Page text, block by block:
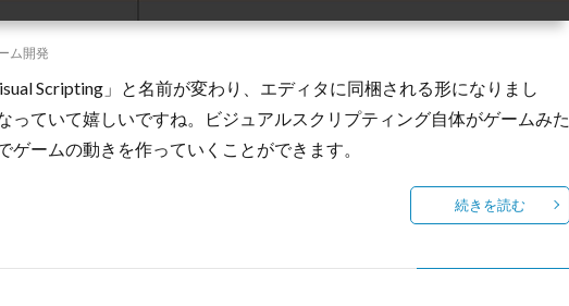
ム開発
Scripting」と名前が変わり、エディタに同梱される形になりまし
っていて嬉しいですね。ビジュアルスクリプティング自体がゲームみた
ゲームの動きを作っていくことができます。
続きを読む